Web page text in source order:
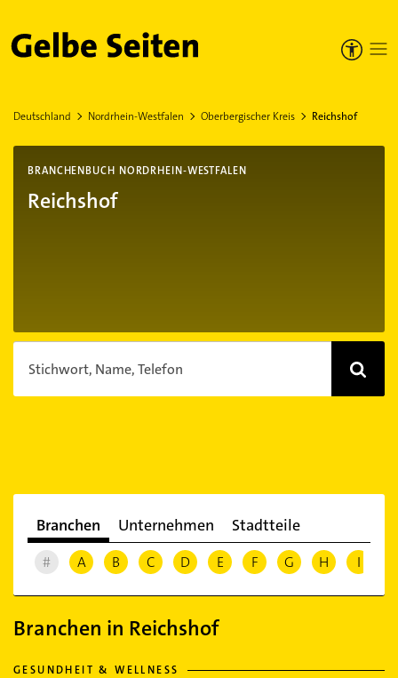
Gelbe Seiten
Deutschland Nordrhein-Westfalen Oberbergischer Kreis Reichshof
BRANCHENBUCH NORDRHEIN-WESTFALEN
Reichshof
Stichwort, Name, Telefon
Branchen Unternehmen Stadtteile
# A B C D E F G H I
Branchen in Reichshof
GESUNDHEIT & WELLNESS